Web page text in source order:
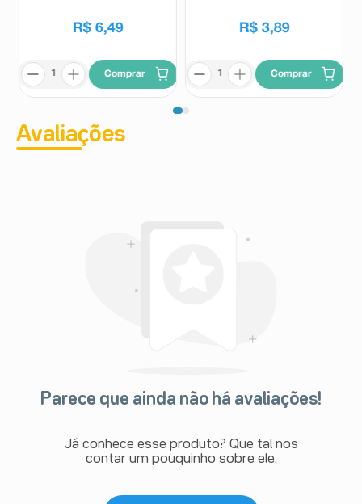
R$ 6,49
Comprar
R$ 3,89
Comprar
Avaliações
Parece que ainda não há avaliações!
Já conhece esse produto? Que tal nos
contar um pouquinho sobre ele.